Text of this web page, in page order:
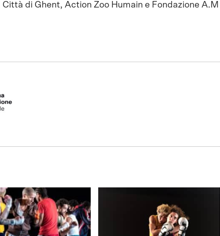
di Ghent, Action Zoo Humain e Fondazione A.M